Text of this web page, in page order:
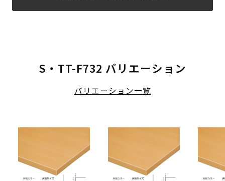
S・TT-F732 バリエーション
バリエーション一覧